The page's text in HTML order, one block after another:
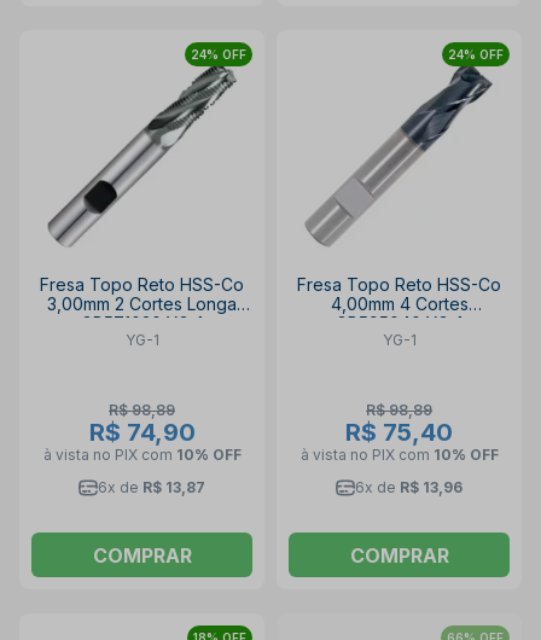
24% OFF
Fresa Topo Reto HSS-Co
3,00mm 2 Cortes Longa
GB571030 YG-1
YG-1
R$ 98,89
R$ 74,90
à vista no PIX com 10% OFF
6x de R$ 13,87
COMPRAR
24% OFF
Fresa Topo Reto HSS-Co
4,00mm 4 Cortes
GB595040 YG-1
YG-1
R$ 98,89
R$ 75,40
à vista no PIX com 10% OFF
6x de R$ 13,96
COMPRAR